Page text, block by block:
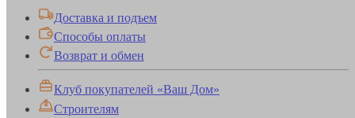
Доставка и подъем
Способы оплаты
Возврат и обмен
Клуб покупателей «Ваш Дом»
Строителям